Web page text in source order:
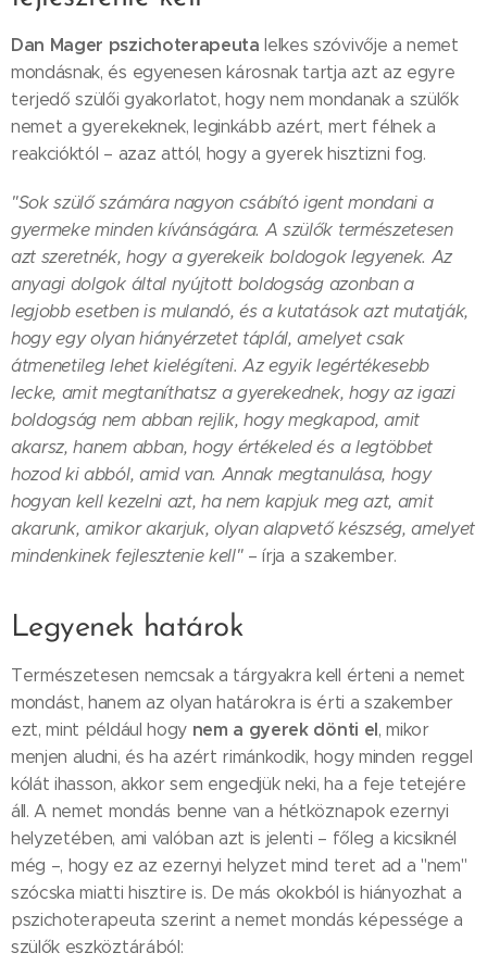
Dan Mager pszichoterapeuta lelkes szóvivője a nemet
mondásnak, és egyenesen károsnak tartja azt az egyre
terjedő szülői gyakorlatot, hogy nem mondanak a szülők
nemet a gyerekeknek, leginkább azért, mert félnek a
reakcióktól – azaz attól, hogy a gyerek hisztizni fog.
"Sok szülő számára nagyon csábító igent mondani a
gyermeke minden kívánságára. A szülők természetesen
azt szeretnék, hogy a gyerekeik boldogok legyenek. Az
anyagi dolgok által nyújtott boldogság azonban a
legjobb esetben is mulandó, és a kutatások azt mutatják,
hogy egyolyan hiányérzetet táplál, amelyet csak
átmenetileg lehet kielégíteni.Az egyik legértékesebb
lecke, amit megtaníthatsz a gyerekednek, hogy az igazi
boldogság nem abban rejlik, hogy megkapod, amit
akarsz, hanem abban, hogy értékeled és a legtöbbet
hozod ki abból, amid van. Annak megtanulása, hogy
hogyan kell kezelni azt, ha nem kapjuk meg azt, amit
akarunk, amikor akarjuk, olyan alapvető készség, amelyet
mindenkinek fejlesztenie kell"– írja a szakember.
Legyenek határok
Természetesen nemcsak a tárgyakra kell érteni a nemet
mondást, hanem az olyan határokra is érti a szakember
ezt, mint például hogy nem a gyerek dönti el, mikor
menjen aludni, és ha azért rimánkodik, hogy minden reggel
kólát ihasson, akkor sem engedjük neki, ha a feje tetejére
áll. A nemet mondás benne van a hétköznapok ezernyi
helyzetében, ami valóban azt is jelenti – főleg a kicsiknél
még –, hogy ez az ezernyi helyzet mind teret ad a "nem"
szócska miatti hisztire is. De más okokból is hiányozhat a
pszichoterapeuta szerint a nemet mondás képessége a
szülők eszköztárából: